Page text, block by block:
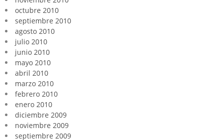
octubre 2010
septiembre 2010
agosto 2010
julio 2010
junio 2010
mayo 2010
abril 2010
marzo 2010
febrero 2010
enero 2010
diciembre 2009
noviembre 2009
septiembre 2009